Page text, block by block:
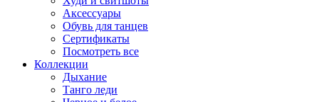
Аксессуары
Обувь для танцев
Сертификаты
Посмотреть все
Коллекции
Дыхание
Танго леди